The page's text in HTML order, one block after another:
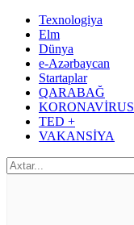
Texnologiya
Elm
Dünya
e-Azərbaycan
Startaplar
QARABAĞ
KORONAVİRUS
TED +
VAKANSİYA